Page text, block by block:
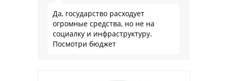
Да, государство расходует
огромные средства, но не на
социалку и инфраструктуру.
Посмотри бюджет